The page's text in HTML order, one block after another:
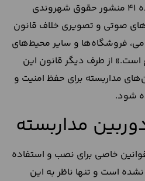
منع می‌کند. همچنین در ماده ۴١ منشور حقوق شهروندی
صوتی و تصویری خلاف قانون
فروشگاه‌ها و سایر محیط‌های
است.» از طرف دیگر قانون این
مداربسته برای حفظ امنیت و
شود.
مداربسته
خاصی برای نصب و استفاده
است و تنها ناظر به این